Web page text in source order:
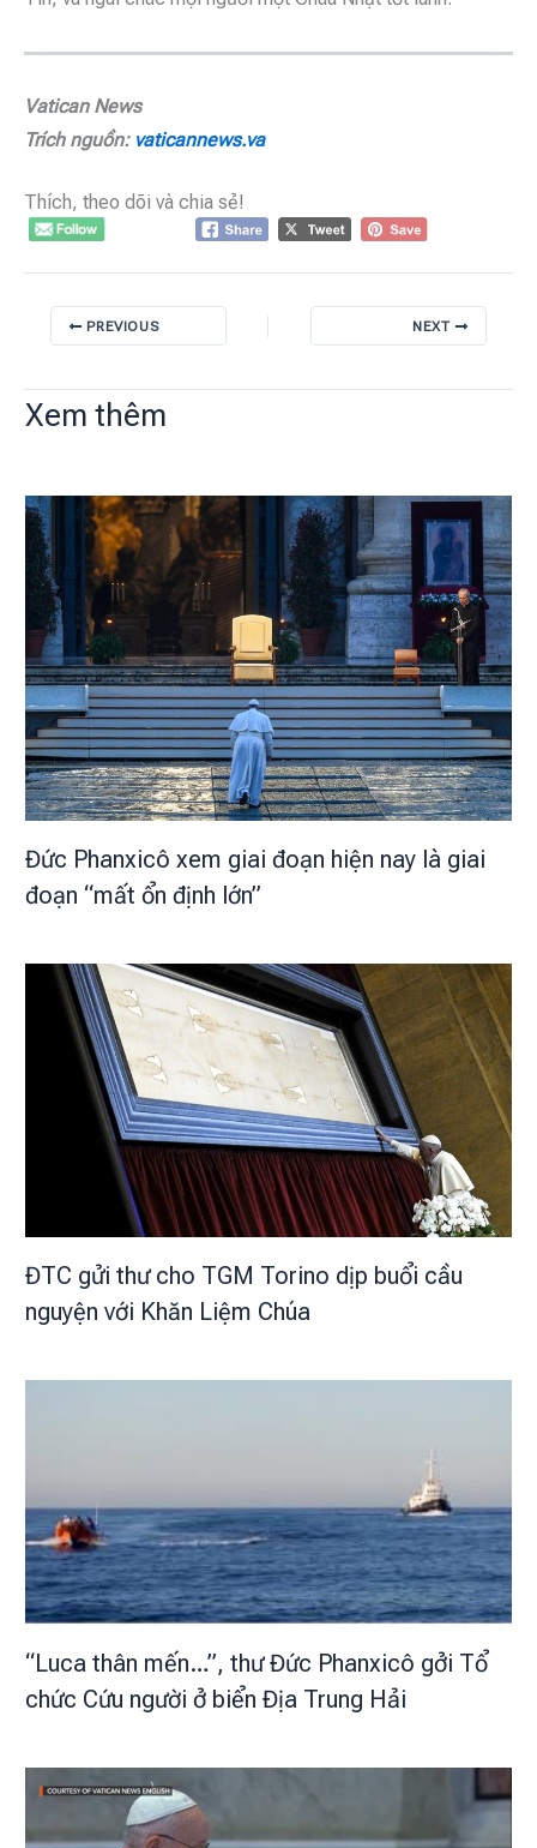
Vatican News
Trích nguồn: vaticannews.va
Thích, theo dõi và chia sẻ!
PREVIOUS NEXT
Xem thêm
Đức Phanxicô xem giai đoạn hiện nay là giai
đoạn “mất ổn định lớn”
ĐTC gửi thư cho TGM Torino dịp buổi cầu
nguyện với Khăn Liệm Chúa
“Luca thân mến…”, thư Đức Phanxicô gởi Tổ
chức Cứu người ở biển Địa Trung Hải